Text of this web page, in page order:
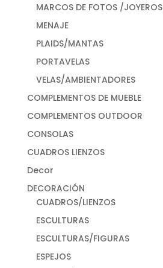
MARCOS DE FOTOS /JOYEROS
MENAJE
PLAIDS/MANTAS
PORTAVELAS
VELAS/AMBIENTADORES
COMPLEMENTOS DE MUEBLE
COMPLEMENTOS OUTDOOR
CONSOLAS
CUADROS LIENZOS
Decor
DECORACIÓN
CUADROS/LIENZOS
ESCULTURAS
ESCULTURAS/FIGURAS
ESPEJOS